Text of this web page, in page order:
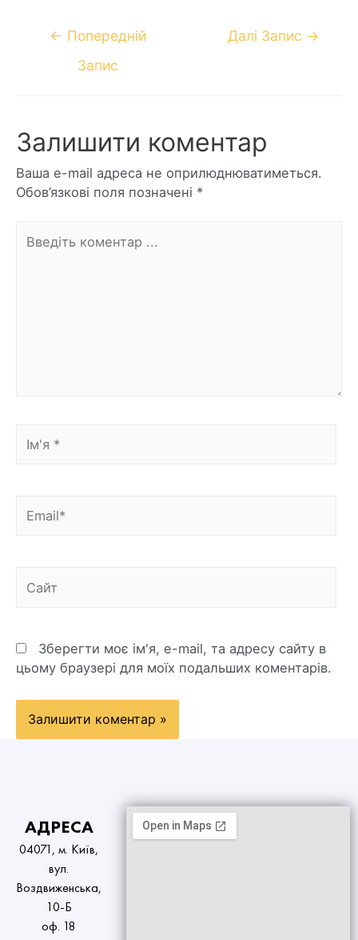
← Попередній
Запис
Далі Запис →
Залишити коментар
Ваша e-mail адреса не оприлюднюватиметься.
Обов’язкові поля позначені *
Зберегти моє ім'я, e-mail, та адресу сайту в
цьому браузері для моїх подальших коментарів.
АДРЕСА
04071, м. Київ,
вул.
Воздвиженська,
10-Б
оф. 18